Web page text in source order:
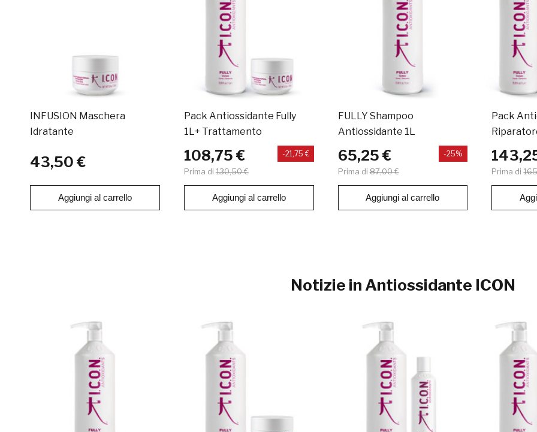
INFUSION Maschera
Idratante
43,50 €
Aggiungi al carrello
Pack Antiossidante Fully
1L+ Trattamento
108,75 €
Prima di 130,50 €
-21,75 €
Aggiungi al carrello
FULLY Shampoo
Antiossidante 1L
65,25 €
Prima di 87,00 €
-25%
Aggiungi al carrello
Pack
Antidote
Prima di
Notizie in Antiossidante ICON